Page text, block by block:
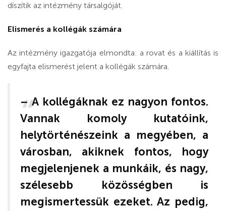
díszítik az intézmény társalgóját.
Elismerés a kollégák számára
Az intézmény igazgatója elmondta: a rovat és a kiállítás is
egyfajta elismerést jelent a kollégák számára.
– A kollégáknak ez nagyon fontos.
Vannak komoly kutatóink,
helytörténészeink a megyében, a
városban, akiknek fontos, hogy
megjelenjenek a munkáik, és nagy,
szélesebb közösségben is
megismertessük ezeket. Az pedig,